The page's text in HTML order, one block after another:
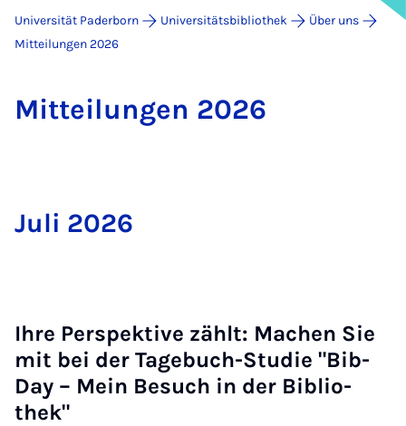
Universität Paderborn Universitätsbibliothek
Über uns
Mitteilungen 2026
Mit­tei­lun­gen 2026
Ju­li 2026
Ih­re Per­spek­ti­ve zählt: Ma­chen Sie
mit bei der Ta­ge­buch-Stu­die "Bib­
Day – Mein Be­such in der Bi­blio­
thek"